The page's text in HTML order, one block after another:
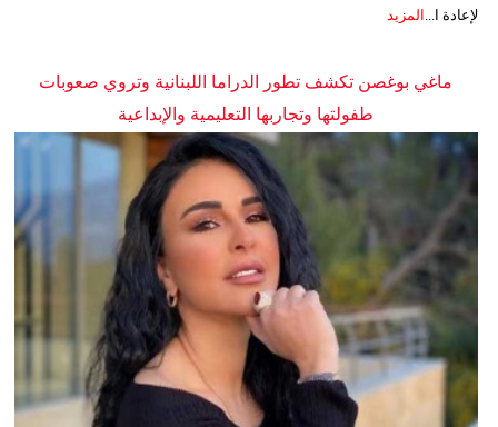
لإعادة ا...
المزيد
ماغي بوغصن تكشف تطور الدراما اللبنانية وتروي صعوبات
طفولتها وتجاربها التعليمية والإبداعية